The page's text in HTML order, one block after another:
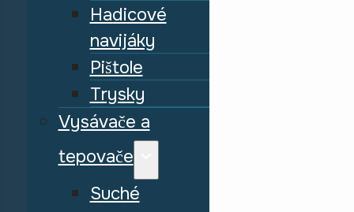
Hadicové
navijáky
Pištole
Trysky
Vysávače a
tepovače
Suché